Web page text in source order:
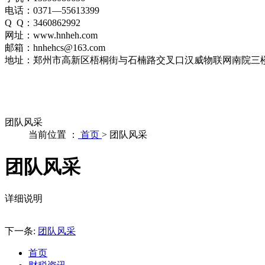
电话：0371—55613399
Q Q：3460862992
网址：www.hnheh.com
邮箱：hnhehcs@163.com
地址：郑州市高新区梧桐街与石楠路交叉口汉威物联网南院三
团队风采
当前位置 ：
首页 > 团队风采
团队风采
详细说明
下一条: 团队风采
首页